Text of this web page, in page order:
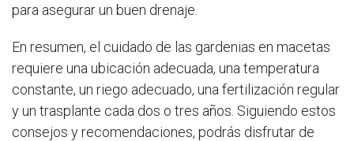
para asegurar un buen drenaje.
En resumen, el cuidado de las gardenias en macetas
requiere una ubicación adecuada, una temperatura
constante, un riego adecuado, una fertilización regular
y un trasplante cada dos o tres años. Siguiendo estos
consejos y recomendaciones, podrás disfrutar de